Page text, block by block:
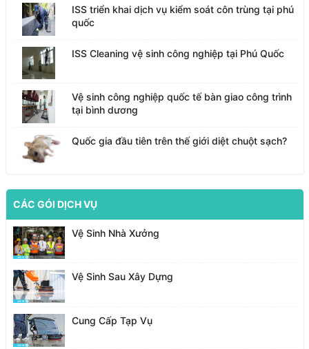
ISS triển khai dịch vụ kiểm soát côn trùng tại phú
quốc
ISS Cleaning vệ sinh công nghiệp tại Phú Quốc
Vệ sinh công nghiệp quốc tế bàn giao công trình
tại bình dương
Quốc gia đầu tiên trên thế giới diệt chuột sạch?
CÁC GÓI DỊCH VỤ
Vệ Sinh Nhà Xưởng
Vệ Sinh Sau Xây Dựng
Cung Cấp Tạp Vụ